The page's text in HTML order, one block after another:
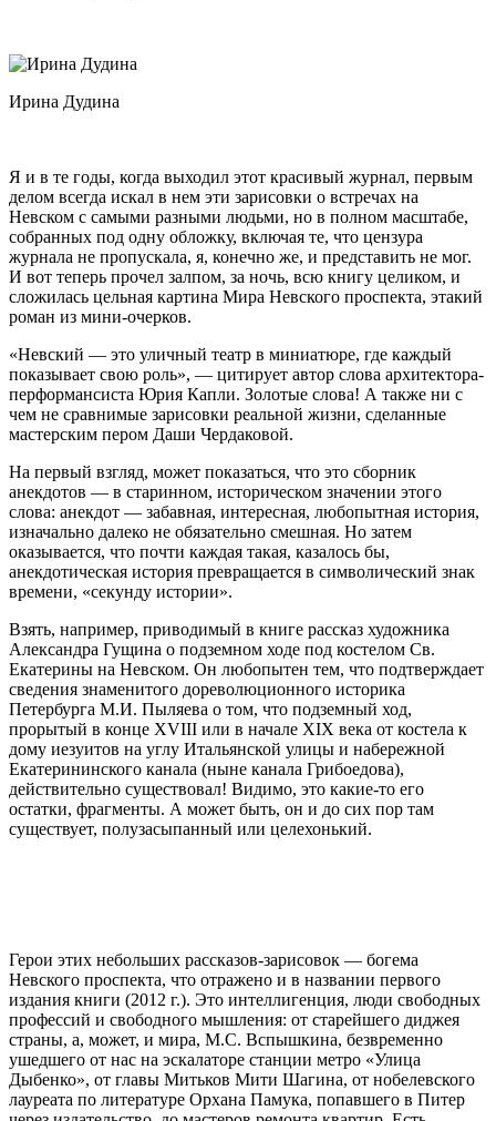
Ирина Дудина
Я и в те годы, когда выходил этот красивый журнал, первым
делом всегда искал в нем эти зарисовки о встречах на
Невском с самыми разными людьми, но в полном масштабе,
собранных под одну обложку, включая те, что цензура
журнала не пропускала, я, конечно же, и представить не мог.
И вот теперь прочел залпом, за ночь, всю книгу целиком, и
сложилась цельная картина Мира Невского проспекта, этакий
роман из мини-очерков.
«Невский — это уличный театр в миниатюре, где каждый
показывает свою роль», — цитирует автор слова архитектора-
перформансиста Юрия Капли. Золотые слова! А также ни с
чем не сравнимые зарисовки реальной жизни, сделанные
мастерским пером Даши Чердаковой.
На первый взгляд, может показаться, что это сборник
анекдотов — в старинном, историческом значении этого
слова: анекдот — забавная, интересная, любопытная история,
изначально далеко не обязательно смешная. Но затем
оказывается, что почти каждая такая, казалось бы,
анекдотическая история превращается в символический знак
времени, «секунду истории».
Взять, например, приводимый в книге рассказ художника
Александра Гущина о подземном ходе под костелом Св.
Екатерины на Невском. Он любопытен тем, что подтверждает
сведения знаменитого дореволюционного историка
Петербурга М.И. Пыляева о том, что подземный ход,
прорытый в конце XVIII или в начале XIX века от костела к
дому иезуитов на углу Итальянской улицы и набережной
Екатерининского канала (ныне канала Грибоедова),
действительно существовал! Видимо, это какие-то его
остатки, фрагменты. А может быть, он и до сих пор там
существует, полузасыпанный или целехонький.
Герои этих небольших рассказов-зарисовок — богема
Невского проспекта, что отражено и в названии первого
издания книги (2012 г.). Это интеллигенция, люди свободных
профессий и свободного мышления: от старейшего диджея
страны, а, может, и мира, М.С. Вспышкина, безвременно
ушедшего от нас на эскалаторе станции метро «Улица
Дыбенко», от главы Митьков Мити Шагина, от нобелевского
лауреата по литературе Орхана Памука, попавшего в Питер